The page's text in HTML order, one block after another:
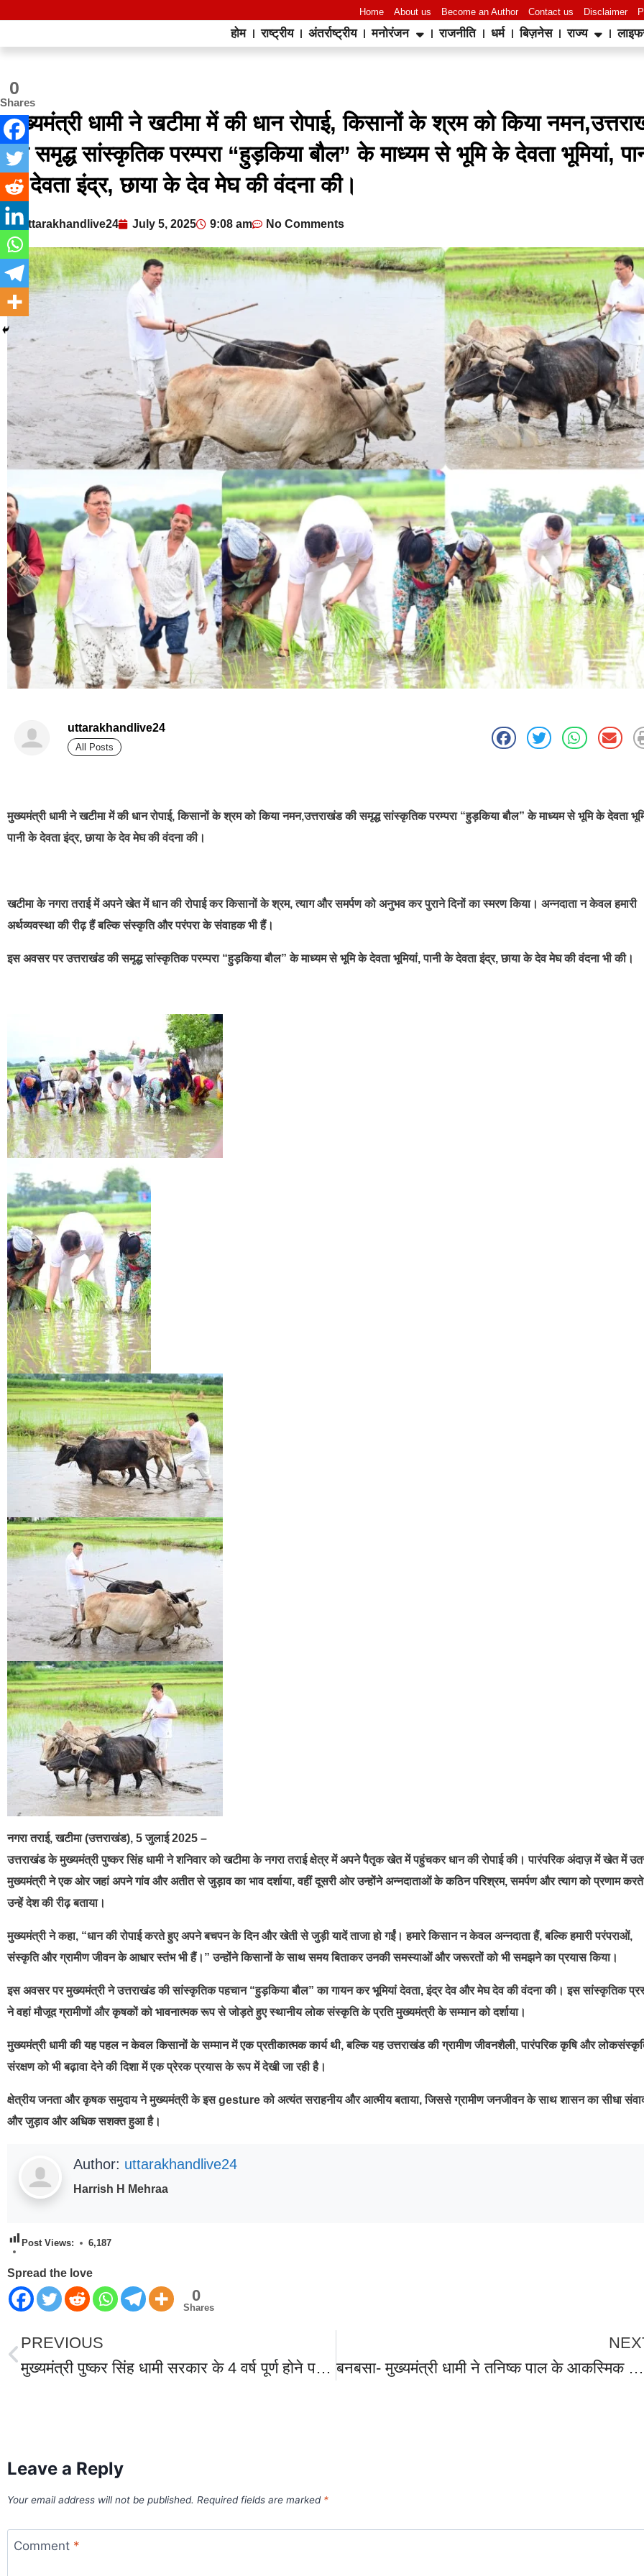
Home About us Become an Author Contact us Disclaimer
होम राष्ट्रीय अंतर्राष्ट्रीय मनोरंजन राजनीति धर्म बिज़नेस राज्य
मुख्यमंत्री धामी ने खटीमा में की धान रोपाई, किसानों के श्रम को किया
की समृद्ध सांस्कृतिक परम्परा “हुड़किया बौल” के माध्यम से भूमि के देवता भूमियां,
के देवता इंद्र, छाया के देव मेघ की वंदना की।
uttarakhandlive24 July 5, 2025 9:08 am No Comments
uttarakhandlive24
All Posts
मुख्यमंत्री धामी ने खटीमा में की धान रोपाई, किसानों के श्रम को किया नमन,उत्तराखंड की समृद्ध सांस्कृतिक परम्परा “हुड़किया बौल” के माध्यम से भूमि के देवता
पानी के देवता इंद्र, छाया के देव मेघ की वंदना की।
खटीमा के नगरा तराई में अपने खेत में धान की रोपाई कर किसानों के श्रम, त्याग और समर्पण को अनुभव कर पुराने दिनों का स्मरण किया। अन्नदाता न केवल हमारी
अर्थव्यवस्था की रीढ़ हैं बल्कि संस्कृति और परंपरा के संवाहक भी हैं।
इस अवसर पर उत्तराखंड की समृद्ध सांस्कृतिक परम्परा “हुड़किया बौल” के माध्यम से भूमि के देवता भूमियां, पानी के देवता इंद्र, छाया के देव मेघ की वंदना भी की।
नगरा तराई, खटीमा (उत्तराखंड), 5 जुलाई 2025 –
उत्तराखंड के मुख्यमंत्री पुष्कर सिंह धामी ने शनिवार को खटीमा के नगरा तराई क्षेत्र में अपने पैतृक खेत में पहुंचकर धान की रोपाई की। पारंपरिक अंदाज़ में खेत में
मुख्यमंत्री ने एक ओर जहां अपने गांव और अतीत से जुड़ाव का भाव दर्शाया, वहीं दूसरी ओर उन्होंने अन्नदाताओं के कठिन परिश्रम, समर्पण और त्याग को प्रणाम
उन्हें देश की रीढ़ बताया।
मुख्यमंत्री ने कहा, “धान की रोपाई करते हुए अपने बचपन के दिन और खेती से जुड़ी यादें ताजा हो गईं। हमारे किसान न केवल अन्नदाता हैं, बल्कि हमारी परंपराओं,
संस्कृति और ग्रामीण जीवन के आधार स्तंभ भी हैं।” उन्होंने किसानों के साथ समय बिताकर उनकी समस्याओं और जरूरतों को भी समझने का प्रयास किया।
इस अवसर पर मुख्यमंत्री ने उत्तराखंड की सांस्कृतिक पहचान “हुड़किया बौल” का गायन कर भूमियां देवता, इंद्र देव और मेघ देव की वंदना की। इस सांस्कृतिक
ने वहां मौजूद ग्रामीणों और कृषकों को भावनात्मक रूप से जोड़ते हुए स्थानीय लोक संस्कृति के प्रति मुख्यमंत्री के सम्मान को दर्शाया।
मुख्यमंत्री धामी की यह पहल न केवल किसानों के सम्मान में एक प्रतीकात्मक कार्य थी, बल्कि यह उत्तराखंड की ग्रामीण जीवनशैली, पारंपरिक कृषि और
संरक्षण को भी बढ़ावा देने की दिशा में एक प्रेरक प्रयास के रूप में देखी जा रही है।
क्षेत्रीय जनता और कृषक समुदाय ने मुख्यमंत्री के इस gesture को अत्यंत सराहनीय और आत्मीय बताया, जिससे ग्रामीण जनजीवन के साथ शासन का सीधा
और जुड़ाव और अधिक सशक्त हुआ है।
Author: uttarakhandlive24
Harrish H Mehraa
Post Views: 6,187
Spread the love
0
Shares
0
Shares
PREVIOUS
मुख्यमंत्री पुष्कर सिंह धामी सरकार के 4 वर्ष पूर्ण होने पर का खटीमा में भाजपाइयों ने की भव्य स्वागत, कैम्प कार्यालय में सीएम ने सुनीं जनसमस्याएं, अधिकारियों को त्वरित समाधान करने के दिये निर्देश।
बनबसा- मुख्यमंत्री धामी ने तनिष्क पाल के आकस्मिक निधन पर शोक संतप्त परिवारों से भेंट कर जताई संवेदना, बनबसा क्षेत्र में शोकाकुल परिवारों से की मुलाकात, दिवंगत आत्मा की शांति के लिए की प्रार्थना।
Leave a Reply
Your email address will not be published. Required fields are marked *
Comment *